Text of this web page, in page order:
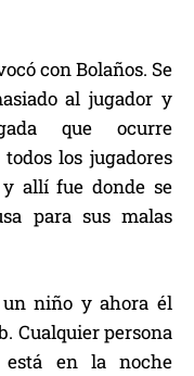
con Bolaños. Se
al jugador y
que ocurre
los jugadores
allí fue donde se
para sus malas
un niño y ahora él
Cualquier persona
en la noche